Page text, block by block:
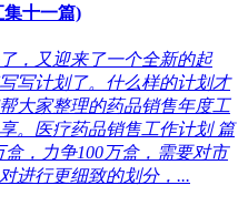
集十一篇)
，又迎来了一个全新的起
写计划了。什么样的计划才
大家整理的药品销售年度工
。医疗药品销售工作计划 篇
盒，力争100万盒，需要对市
进行更细致的划分，...